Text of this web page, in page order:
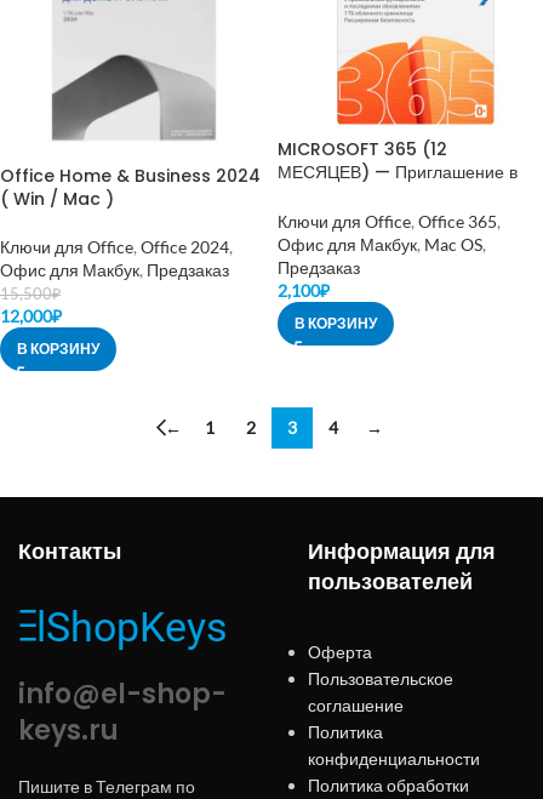
Office Home & Business 2024
( Win / Mac )
Ключи для Office, Office 2024,
Офис для Макбук, Предзаказ
15,500₽
12,000₽
В КОРЗИНУ
MICROSOFT 365 (12
МЕСЯЦЕВ) — Приглашение в
Ключи для Office, Office 365,
Офис для Макбук, Mac OS,
Предзаказ
2,100₽
В КОРЗИНУ
← 1 2 3 4 →
Контакты
info@el-shop-
keys.ru
Пишите в Телеграм по
Информация для
пользователей
Оферта
Пользовательское
соглашение
Политика
конфиденциальности
Политика обработки